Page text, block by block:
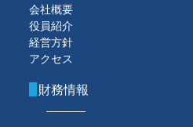
会社概要
役員紹介
経営方針
アクセス
財務情報